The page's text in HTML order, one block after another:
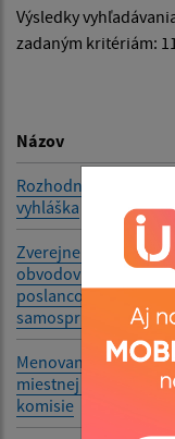
Dátum
Filtrovať
Výsledky
zadaným kritériám:
Názov
Rozhodnutie - Verejná
vyhláška
Zverejnenie volebných
obvodov a počtu
poslancov pre voľby
samosprávy obcí
Menovanie
miestnej volebnej
komisie